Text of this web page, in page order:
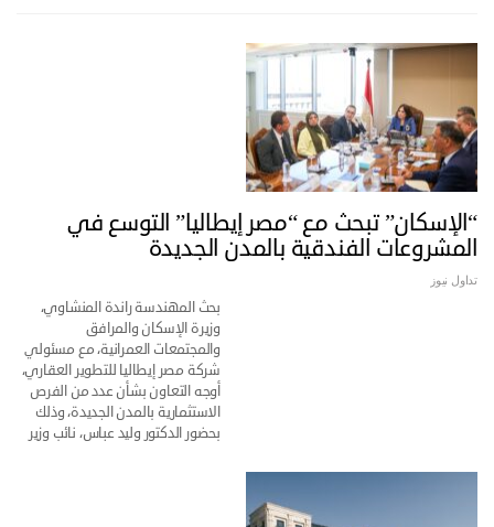
“الإسكان” تبحث مع “مصر إيطاليا” التوسع في
المشروعات الفندقية بالمدن الجديدة
تداول نيوز
بحث المهندسة راندة المنشاوي،
وزيرة الإسكان والمرافق
والمجتمعات العمرانية، مع مسئولي
شركة مصر إيطاليا للتطوير العقاري،
أوجه التعاون بشأن عدد من الفرص
الاستثمارية بالمدن الجديدة، وذلك
بحضور الدكتور وليد عباس، نائب وزير